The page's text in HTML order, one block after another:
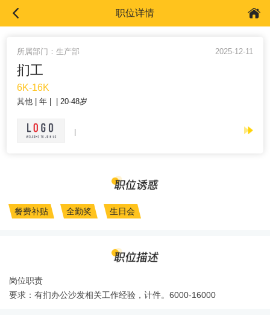
职位详情
所属部门：生产部 2025-12-11
扪工
6K-16K
其他 年 20-48岁
餐费补贴 全勤奖 生日会
岗位职责
要求：有扪办公沙发相关工作经验，计件。6000-16000